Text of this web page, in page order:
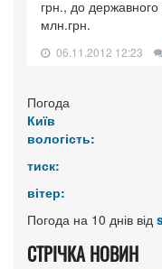
грн., до
млн.грн.
06.11.2012 12:23
Погода
Київ
вологість:
тиск:
вітер:
Погода на 10 днів від
СТРІЧКА НОВИН